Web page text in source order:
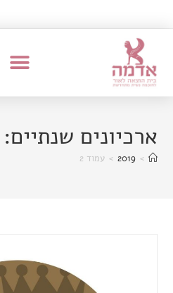
ארכיונים שנתיים: 2019
>
2019
> עמוד 2